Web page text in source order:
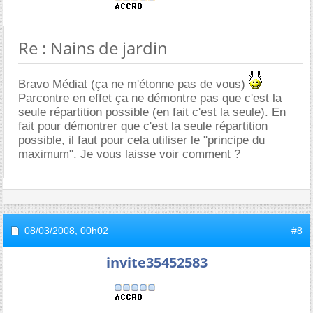
Re : Nains de jardin
Bravo Médiat (ça ne m'étonne pas de vous)
Parcontre en effet ça ne démontre pas que c'est la
seule répartition possible (en fait c'est la seule). En
fait pour démontrer que c'est la seule répartition
possible, il faut pour cela utiliser le "principe du
maximum". Je vous laisse voir comment ?
08/03/2008, 00h02 #8
invite35452583